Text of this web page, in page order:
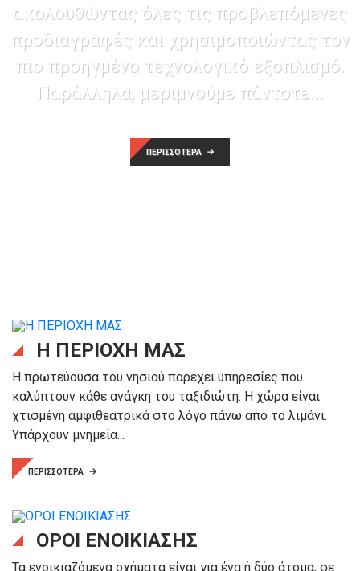
ακολουθώντας όλες τις προβλεπόμενες
προδιαγραφές και χρησιμοποιώντας τον
πιο προηγμένο τεχνολογικό εξοπλισμό.
Παράλληλα, μεριμνούμε πάντοτε...
ΠΕΡΙΣΣΟΤΕΡΑ
Η ΠΕΡΙΟΧΗ ΜΑΣ
Η πρωτεύουσα του νησιού παρέχει υπηρεσίες που
καλύπτουν κάθε ανάγκη του ταξιδιώτη. Η χώρα είναι
χτισμένη αμφιθεατρικά στο λόγο πάνω από το λιμάνι.
Υπάρχουν μνημεία...
ΠΕΡΙΣΣΟΤΕΡΑ
ΟΡΟΙ ΕΝΟΙΚΙΑΣΗΣ
Τα ενοικιαζόμενα οχήματα είναι για ένα ή δύο άτομα, σε